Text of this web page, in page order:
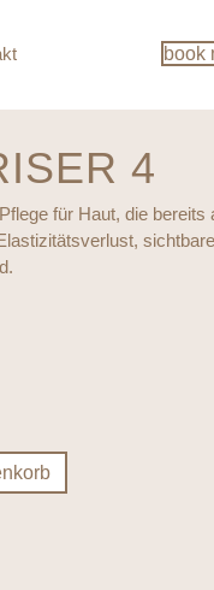
book
4
für Haut, die bereits